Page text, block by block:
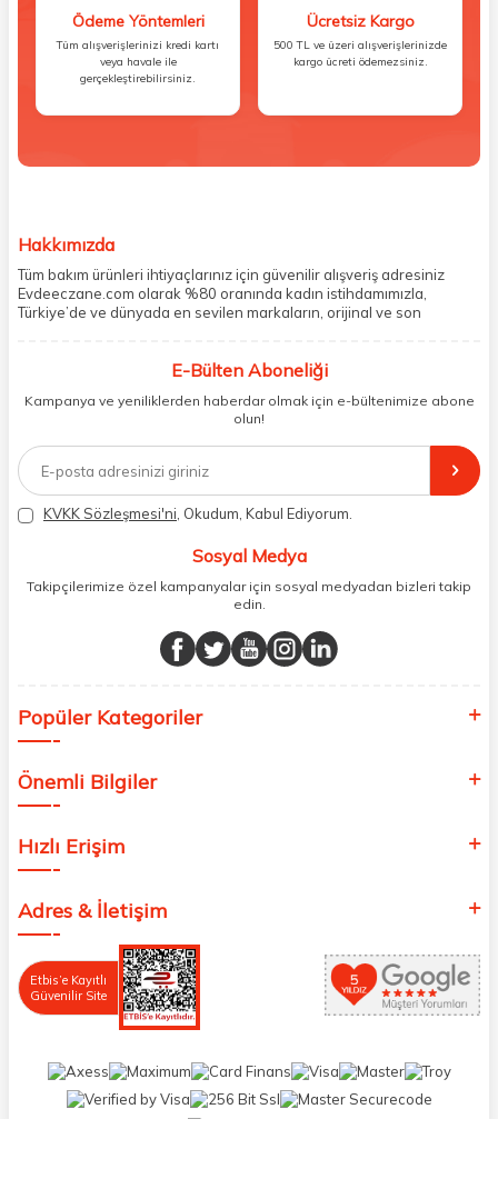
Ödeme Yöntemleri
Tüm alışverişlerinizi kredi kartı
veya havale ile
gerçekleştirebilirsiniz.
Ücretsiz Kargo
500 TL ve üzeri alışverişlerinizde
kargo ücreti ödemezsiniz.
Hakkımızda
Tüm bakım ürünleri ihtiyaçlarınız için güvenilir alışveriş adresiniz
Evdeeczane.com olarak %80 oranında kadın istihdamımızla,
Türkiye’de ve dünyada en sevilen markaların, orijinal ve son
paketliyoruz. Herhangi bir durumdan dolayı olumsuz olarak geri
müşteri temsilcilerimiz aracılığı ile gerekli tüm desteği sağlıyoruz.
2017 yılından bugüne, yüzlerce marka ve binlerce ürün seçeneğini
doğrudan markalardan ya da markaların yetkili Türkiye
distribütörlerinden faturalı olarak tedarik ediyor ve müşterilerimize
aynı şekilde faturalı ve orijinal ambalajlarda gönderim sağlıyoruz.
Paketleme sürecinde geri dönüştürülebilir malzemeler kullanarak
atık oranımızı en aza indiriyor ve daha yaşanabilir bir dünya
E-Bülten Aboneliği
Kampanya ve yeniliklerden haberdar olmak için e-bültenimize abone
olun!
KVKK Sözleşmesi'ni , Okudum, Kabul Ediyorum.
Sosyal Medya
Takipçilerimize özel kampanyalar için sosyal medyadan bizleri takip
edin.
Popüler Kategoriler
Önemli Bilgiler
Hızlı Erişim
Adres & İletişim
Etbis’e Kayıtlı
Güvenilir Site